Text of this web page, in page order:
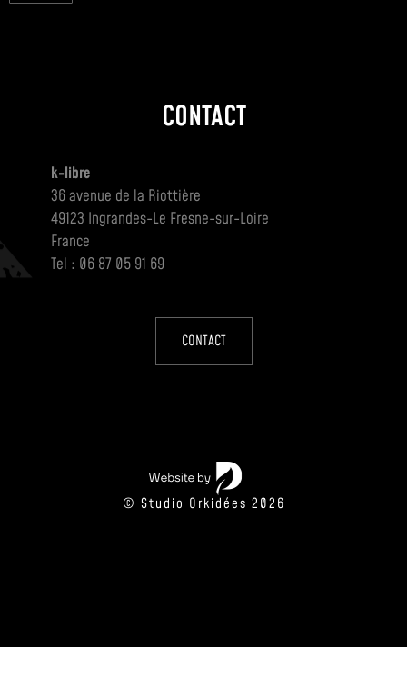
CONTACT
k-libre
36 avenue de la Riottière
49123 Ingrandes-Le Fresne-sur-Loire
France
Tel : 06 87 05 91 69
CONTACT
© Studio Orkidées 2026